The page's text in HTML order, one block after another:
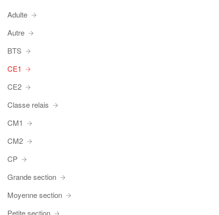
Adulte
Autre
BTS
CE1
CE2
Classe relais
CM1
CM2
CP
Grande section
Moyenne section
Petite section